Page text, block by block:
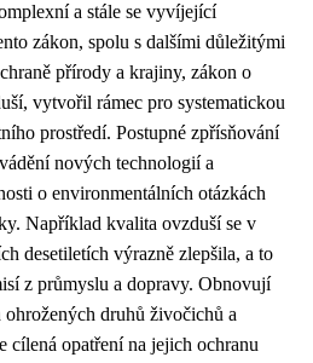
a stále se vyvíjející
zákon, spolu s dalšími důležitými
přírody a krajiny, zákon o
vytvořil rámec pro systematickou
prostředí. Postupné zpřísňování
nových technologií a
o environmentálních otázkách
Například kvalita ovzduší se v
desetiletích výrazně zlepšila, a to
z průmyslu a dopravy. Obnovují
ohrožených druhů živočichů a
cílená opatření na jejich ochranu